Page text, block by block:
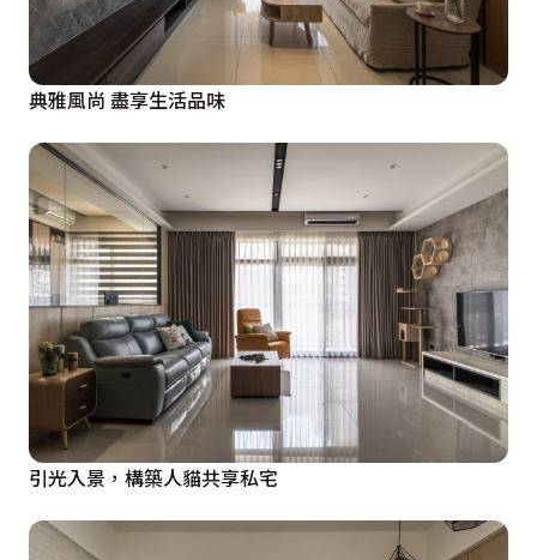
典雅風尚 盡享生活品味
引光入景，構築人貓共享私宅